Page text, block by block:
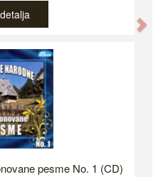
pesme No. 1 (CD)